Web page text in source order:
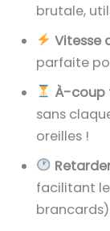
brutale,
Vitesse
parfaite
À-coup
sans
oreilles !
facilitant